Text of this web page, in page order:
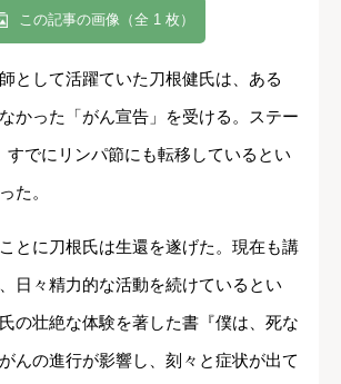
この記事の画像（全 1 枚）
として活躍ていた刀根健氏は、ある
かった「がん宣告」を受ける。ステー
すでにリンパ節にも転移しているとい
た。
とに刀根氏は生還を遂げた。現在も講
日々精力的な活動を続けているとい
の壮絶な体験を著した書『僕は、死な
んの進行が影響し、刻々と症状が出て